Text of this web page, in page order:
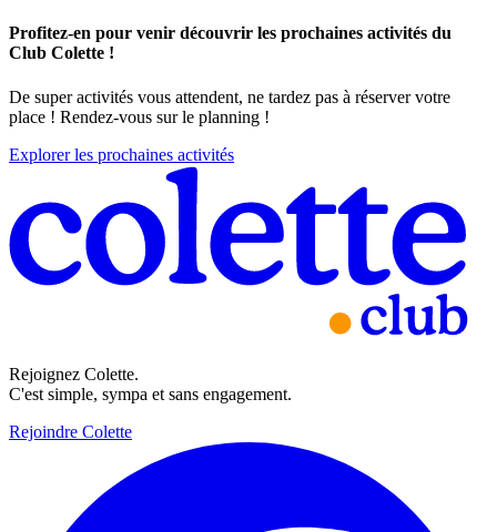
Profitez-en pour venir découvrir les prochaines activités du
Club Colette !
De super activités vous attendent, ne tardez pas à réserver votre
place ! Rendez-vous sur le planning !
Explorer les prochaines activités
Rejoignez Colette.
C'est simple, sympa et sans engagement.
Rejoindre Colette